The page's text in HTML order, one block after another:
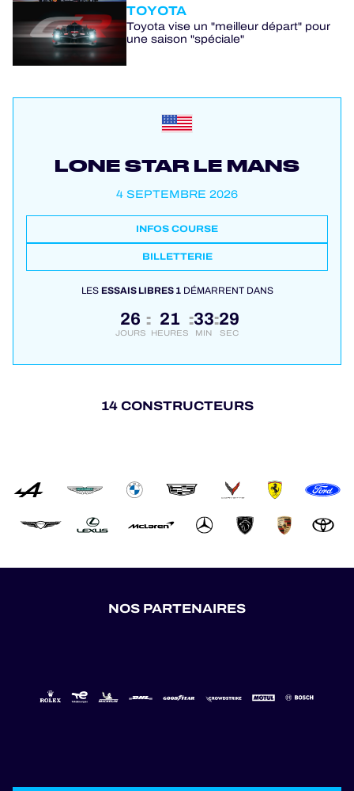
TOYOTA
Toyota vise un "meilleur départ" pour
une saison "spéciale"
LONE STAR LE MANS
4 SEPTEMBRE 2026
INFOS COURSE
BILLETTERIE
LESESSAIS LIBRES 1DÉMARRENT DANS
26
JOURS
: 21
HEURES
:33
MIN
:28
SEC
14 CONSTRUCTEURS
NOS PARTENAIRES